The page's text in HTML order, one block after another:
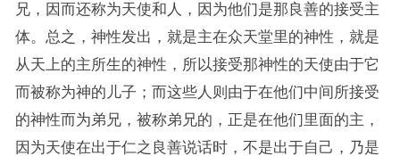
兄，因而还称为天使和人，因为他们是那良善的接受主
体。总之，神性发出，就是主在众天堂里的神性，就是
从天上的主所生的神性，所以接受那神性的天使由于它
而被称为神的儿子；而这些人则由于在他们中间所接受
的神性而为弟兄，被称弟兄的，正是在他们里面的主，
因为天使在出于仁之良善说话时，不是出于自己，乃是